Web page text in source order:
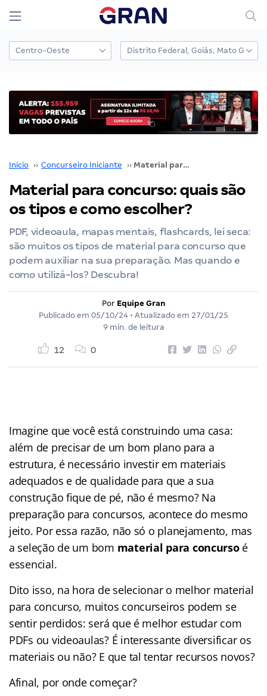
Início ›› Concurseiro Iniciante ›› Material para concurso: quais são os tipos e como escolher?
Material para concurso: quais são
os tipos e como escolher?
PDF, videoaula, mapas mentais, flashcards, lei seca:
são muitos os tipos de material para concurso que
podem auxiliar na sua preparação. Mas quando e
como utilizá-los? Descubra!
Por Equipe Gran
Publicado em 05/10/24 • Atualizado em 27/01/25
9 min. de leitura
12 0
Imagine que você está construindo uma casa:
além de precisar de um bom plano para a
estrutura, é necessário investir em materiais
adequados e de qualidade para que a sua
construção fique de pé, não é mesmo? Na
preparação para concursos, acontece do mesmo
jeito. Por essa razão, não só o planejamento, mas
a seleção de um bom material para concursoé
essencial.
Dito isso, na hora de selecionar o melhor material
para concurso, muitos concurseiros podem se
sentir perdidos: será que é melhor estudar com
PDFs ou videoaulas? É interessante diversificar os
materiais ou não? E que tal tentar recursos novos?
Afinal, por onde começar?